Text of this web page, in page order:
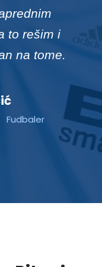
i svim
Milanu i
na
reprezentativac